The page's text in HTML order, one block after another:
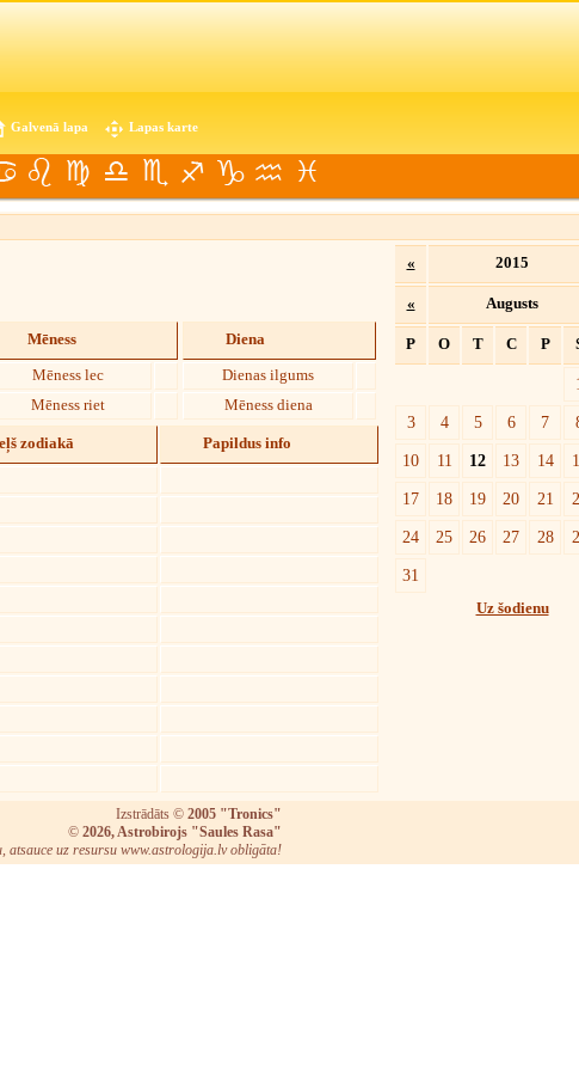
Galvenā lapa Lapas karte
Mēness
Mēness lec
Mēness riet
Diena
Dienas ilgums
Mēness diena
zodiakā Papildus info
« 2015
« Augusts
P O T C P
3
4 5 6 7
10
11 12 13 14
17
18 19 20 21
24
25 26 27 28
31
Uz šodienu
Izstrādāts © 2005 "Tronics"
© 2026, Astrobirojs "Saules Rasa"
atsauce uz resursu www.astrologija.lv obligāta!